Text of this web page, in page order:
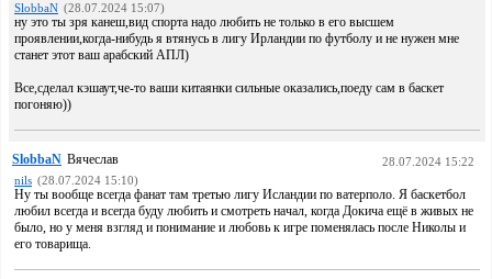
SlobbaN (28.07.2024 15:07)
ну это ты зря канеш,вид спорта надо любить не только в его высшем
проявлении,когда-нибудь я втянусь в лигу Ирландии по футболу и не нужен мне
станет этот ваш арабский АПЛ)
Все,сделал кэшаут,че-то ваши китаянки сильные оказались,поеду сам в баскет
погоняю))
SlobbaN Вячеслав
28.07.2024 15:22
nils (28.07.2024 15:10)
Ну ты вообще всегда фанат там третью лигу Исландии по ватерполо. Я баскетбол
любил всегда и всегда буду любить и смотреть начал, когда Докича ещё в живых не
было, но у меня взгляд и понимание и любовь к игре поменялась после Николы и
его товарища.